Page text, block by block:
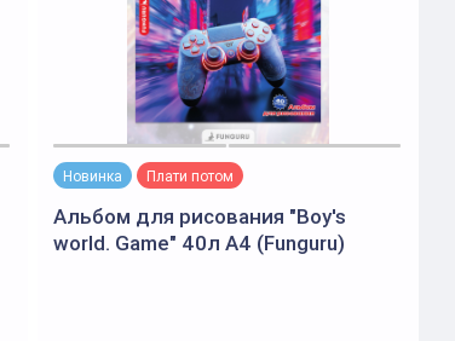
Новинка Плати потом
Альбом для рисования "Boy's
world. Game" 40л А4 (Funguru)